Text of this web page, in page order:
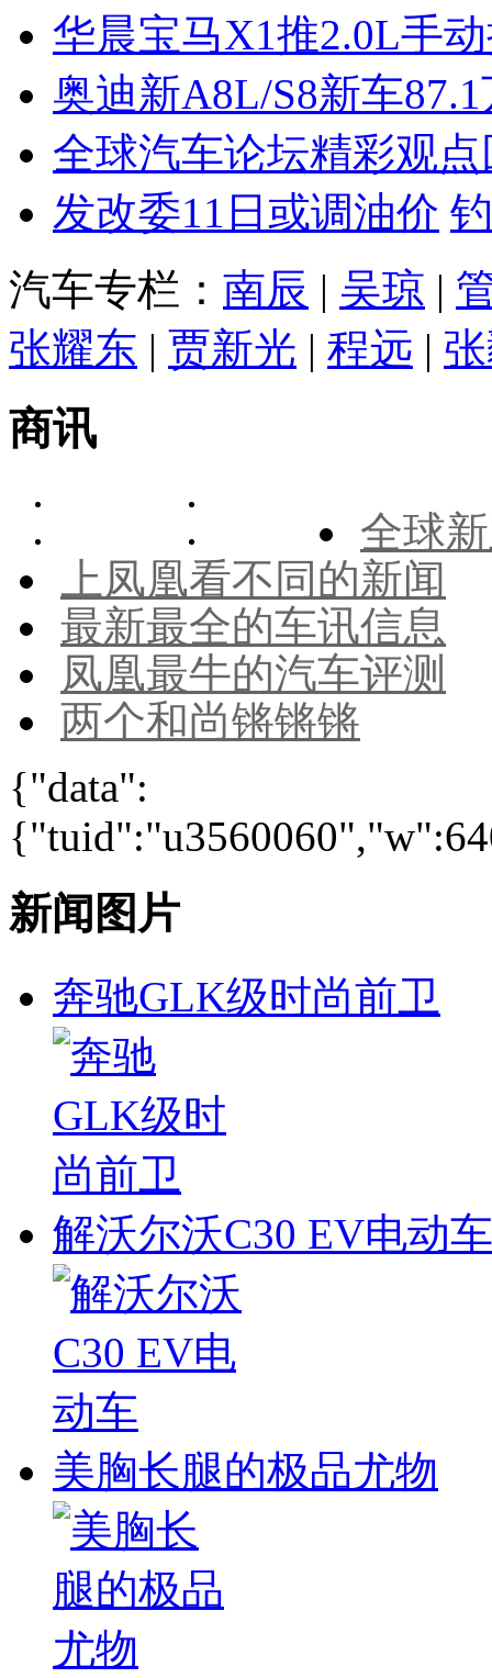
华晨宝马X1推2.0L手
奥迪新A8L/S8新车
全球汽车论坛精彩观点
发改委11日或调油价
汽车专栏： 南辰 | 吴琼 |
张耀东 | 贾新光 | 程远 |
商讯
全球
上凤凰看不同的新闻
最新最全的车讯信息
凤凰最牛的汽车评测
两个和尚锵锵锵
{"data":
新闻图片
奔驰GLK级时尚前卫
解沃尔沃C30 EV电动车
美胸长腿的极品尤物